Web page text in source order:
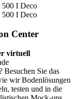
Center
virtuell
Besuchen Sie das
wir Bodenlösungen
testen und in die